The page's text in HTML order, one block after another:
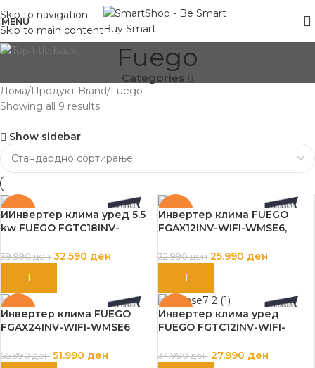
Skip to navigation
Skip to main content
MENU
Fuego
Categories
Дома Продукт Brand Fuego
Showing all 9 results
Show sidebar
-19%
ИИнвертер клима уред 5.5
kw FUEGO FGTC18INV-
39.990ден 32.590 ден
ДОДАЈ ВО КОШНИЦА
-21%
Инвертер клима FUEGO
FGAX12INV-WIFI-WMSE6,
32.990ден 25.990 ден
ДОДАЈ ВО КОШНИЦА
-7%
Инвертер клима FUEGO
FGAX24INV-WIFI-WMSE6
греачи, СО МОНТАЖА
55.990ден 51.990 ден
-20%
Инвертер клима уред
FUEGO FGTC12INV-WIFI-
A+++
34.990ден 27.990 ден